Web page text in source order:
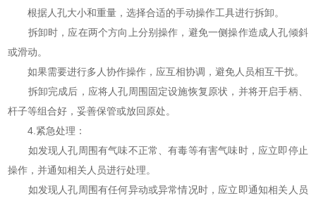
根据人孔大小和重量，选择合适的手动操作工具进行拆卸。
拆卸时，应在两个方向上分别操作，避免一侧操作造成人孔倾斜
或滑动。
如果需要进行多人协作操作，应互相协调，避免人员相互干扰。
拆卸完成后，应将人孔周围固定设施恢复原状，并将开启手柄、
杆子等组合好，妥善保管或放回原处。
4.紧急处理：
如发现人孔周围有气味不正常、有毒等有害气味时，应立即停止
操作，并通知相关人员进行处理。
如发现人孔周围有任何异动或异常情况时，应立即通知相关人员